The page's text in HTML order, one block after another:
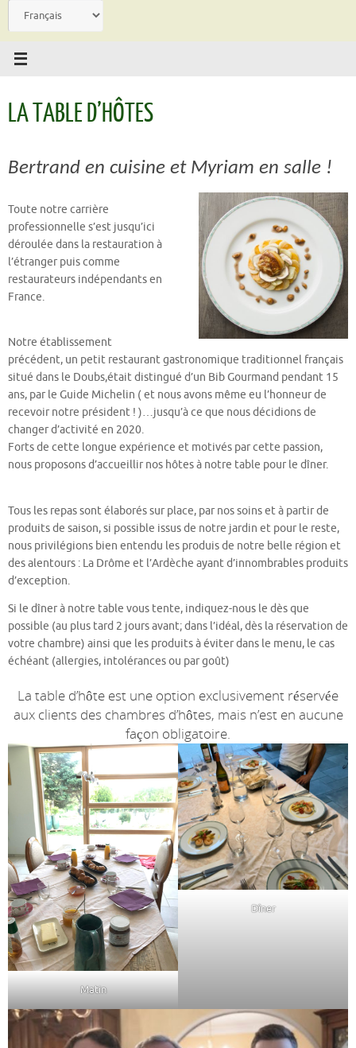
LA TABLE D’HÔTES
Bertrand en cuisine et Myriam en salle !
Toute notre carrière
professionnelle s’est jusqu’ici
déroulée dans la restauration à
l’étranger puis comme
restaurateurs indépendants en
France.
Notre établissement
précédent, un petit restaurant gastronomique traditionnel français
situé dans le Doubs,était distingué d’un Bib Gourmand pendant 15
ans, par le Guide Michelin ( et nous avons même eu l’honneur de
recevoir notre président ! )…jusqu’à ce que nous décidions de
changer d’activité en 2020.
Forts de cette longue expérience et motivés par cette passion,
nous proposons d’accueillir nos hôtes à notre table pour le dîner.
Tous les repas sont élaborés sur place, par nos soins et à partir de
produits de saison, si possible issus de notre jardin et pour le reste,
nous privilégions bien entendu les produis de notre belle région et
des alentours : La Drôme et l’Ardèche ayant d’innombrables produits
d’exception.
Si le dîner à notre table vous tente, indiquez-nous le dès que
possible (au plus tard 2 jours avant; dans l’idéal, dès la réservation de
votre chambre) ainsi que les produits à éviter dans le menu, le cas
échéant (allergies, intolérances ou par goût)
La table d’hôte est une option exclusivement réservée
aux clients des chambres d’hôtes, mais n’est en aucune
façon obligatoire.
Matin
Dîner